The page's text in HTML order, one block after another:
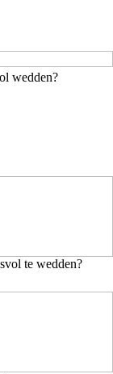
wedden?
te wedden?